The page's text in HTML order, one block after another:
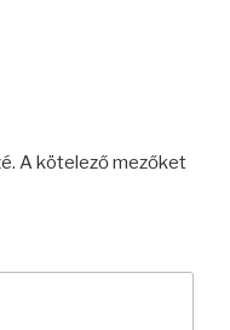
A kötelező mezőket